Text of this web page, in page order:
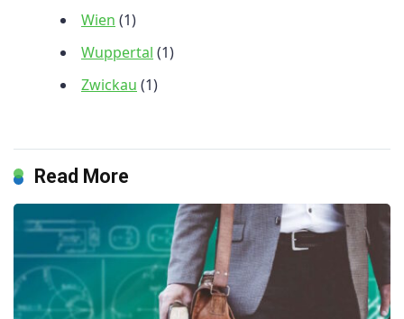
Wien (1)
Wuppertal (1)
Zwickau (1)
Read More